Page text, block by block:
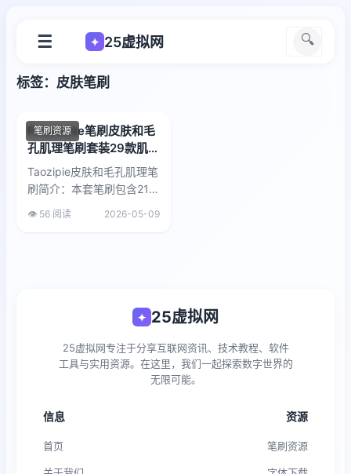
☰ ✦ 25虚拟网 🔍
标签：皮肤笔刷
笔刷资源
Procreate笔刷皮肤和毛
孔肌理笔刷套装29款肌理
与阴影印章
Taozipie皮肤和毛孔肌理笔
刷简介：本套笔刷包含21款
皮肤肌理笔刷和8款阴影印
👁️ 56 阅读 2026-05-09
✦ 25虚拟网
25虚拟网专注于分享互联网资讯、技术教程、软件
工具与实用资源。在这里，我们一起探索数字世界的
无限可能。
信息
首页
资源
笔刷资源